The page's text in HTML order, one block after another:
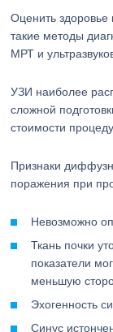
Оценить
такие методы
МРТ и
УЗИ наиболее
сложной
стоимости
Признаки
поражения при
Невозможно
Ткань почки
показатели
меньшую
Эхогенность
Синус